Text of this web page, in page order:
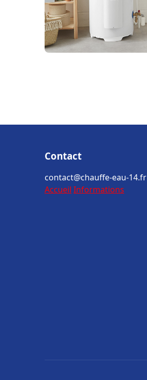
Contact
contact@chauffe-eau-14.fr
Accueil Informations